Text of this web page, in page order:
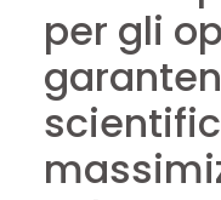
per gli